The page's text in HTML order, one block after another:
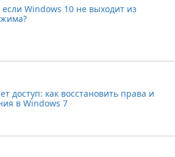
если Windows 10 не выходит из
доступ: как восстановить права и
в Windows 7